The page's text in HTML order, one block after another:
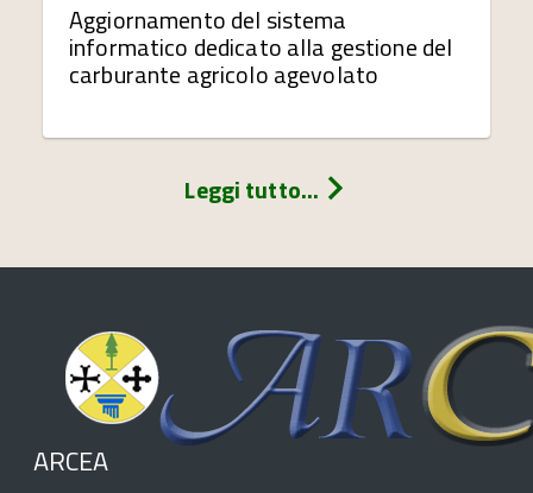
Aggiornamento del sistema
informatico dedicato alla gestione del
carburante agricolo agevolato
Leggi tutto...
ARCEA